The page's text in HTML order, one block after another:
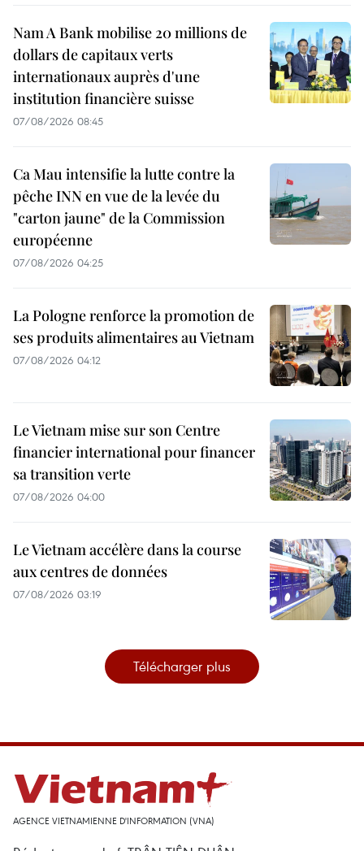
Nam A Bank mobilise 20 millions de
dollars de capitaux verts
internationaux auprès d'une
institution financière suisse
07/08/2026 08:45
Ca Mau intensifie la lutte contre la
pêche INN en vue de la levée du
"carton jaune" de la Commission
européenne
07/08/2026 04:25
La Pologne renforce la promotion de
ses produits alimentaires au Vietnam
07/08/2026 04:12
Le Vietnam mise sur son Centre
financier international pour financer
sa transition verte
07/08/2026 04:00
Le Vietnam accélère dans la course
aux centres de données
07/08/2026 03:19
Télécharger plus
AGENCE VIETNAMIENNE D'INFORMATION (VNA)